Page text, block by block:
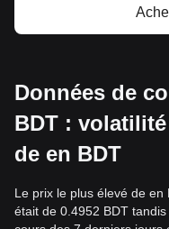
Données de
BDT :
de en BDT
Le prix le plus élevé de
était de 0.4952 BDT